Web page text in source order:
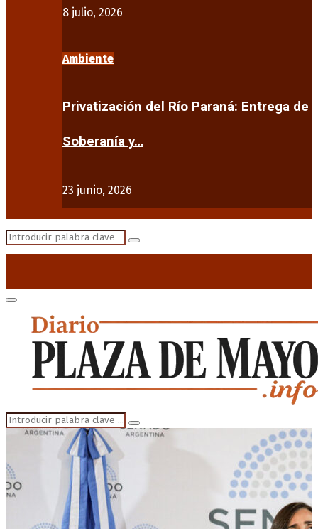
8 julio, 2026
Ambiente
Privatización del Río Paraná: Entrega de
Soberanía y…
23 junio, 2026
Search
Search
Primary
Menu
Search
for:
Search